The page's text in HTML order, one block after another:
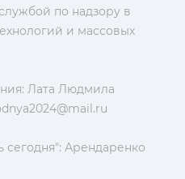
по надзору в
и массовых
Лата Людмила
сегодня": Арендаренко